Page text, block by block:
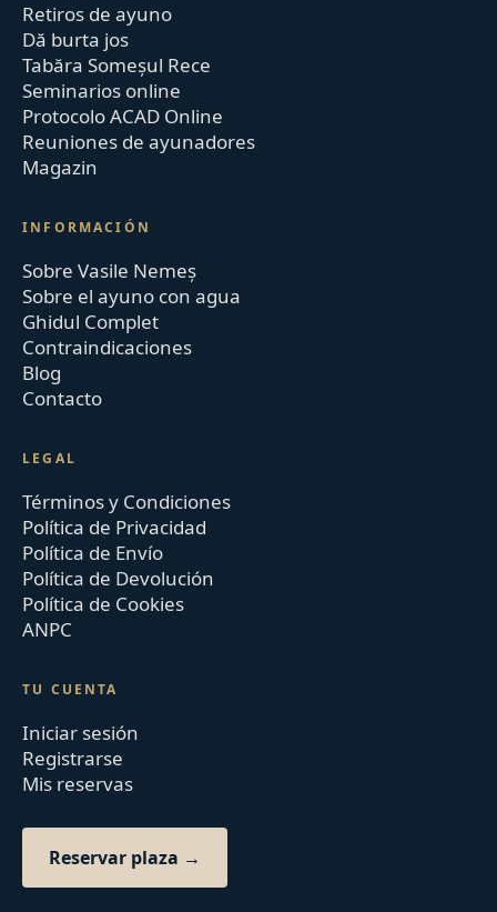
Retiros de ayuno
Dă burta jos
Tabăra Someșul Rece
Seminarios online
Protocolo ACAD Online
Reuniones de ayunadores
Magazin
INFORMACIÓN
Sobre Vasile Nemeș
Sobre el ayuno con agua
Ghidul Complet
Contraindicaciones
Blog
Contacto
LEGAL
Términos y Condiciones
Política de Privacidad
Política de Envío
Política de Devolución
Política de Cookies
ANPC
TU CUENTA
Iniciar sesión
Registrarse
Mis reservas
Reservar plaza →